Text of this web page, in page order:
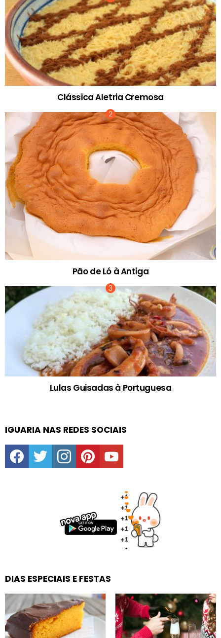
Clássica Aletria Cremosa
Pão de Ló à Antiga
Lulas Guisadas à Portuguesa
IGUARIA NAS REDES SOCIAIS
facebooktwitter instagrampinterestyoutube
DIAS ESPECIAIS E FESTAS